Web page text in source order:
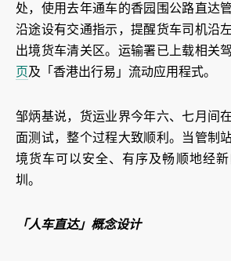
处，使用去年通车的香园围公路直达
沿途设有交通指示，提醒货车司机沿
出境货车清关区。运输署已上载相关
页及「香港出行易」流动应用程式。
邹炳基说，货运业界今年六、七月间
面测试，整个过程大致顺利。当管制
境货车可以安全、有序及畅顺地经
圳。
「人车直达」概念设计